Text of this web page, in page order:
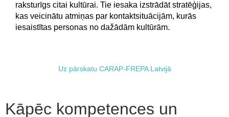
raksturīgs citai kultūrai. Tie iesaka izstrādāt stratēģijas,
kas veicinātu atmiņas par kontaktsituācijām, kurās
iesaistītas personas no dažādām kultūrām.
Uz pārskatu CARAP-FREPA Latvijā
Kāpēc kompetences un